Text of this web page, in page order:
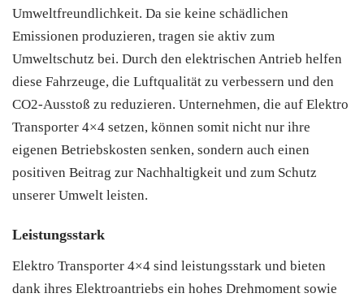
Umweltfreundlichkeit. Da sie keine schädlichen
Emissionen produzieren, tragen sie aktiv zum
Umweltschutz bei. Durch den elektrischen Antrieb helfen
diese Fahrzeuge, die Luftqualität zu verbessern und den
CO2-Ausstoß zu reduzieren. Unternehmen, die auf Elektro
Transporter 4×4 setzen, können somit nicht nur ihre
eigenen Betriebskosten senken, sondern auch einen
positiven Beitrag zur Nachhaltigkeit und zum Schutz
unserer Umwelt leisten.
Leistungsstark
Elektro Transporter 4×4 sind leistungsstark und bieten
dank ihres Elektroantriebs ein hohes Drehmoment sowie